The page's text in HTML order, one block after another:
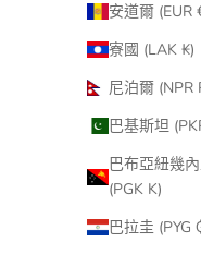
安道爾 (EUR
寮國 (LAK ₭)
尼泊爾 (NPR
巴基斯坦
巴布亞紐幾
(PGK K)
巴拉圭 (PYG